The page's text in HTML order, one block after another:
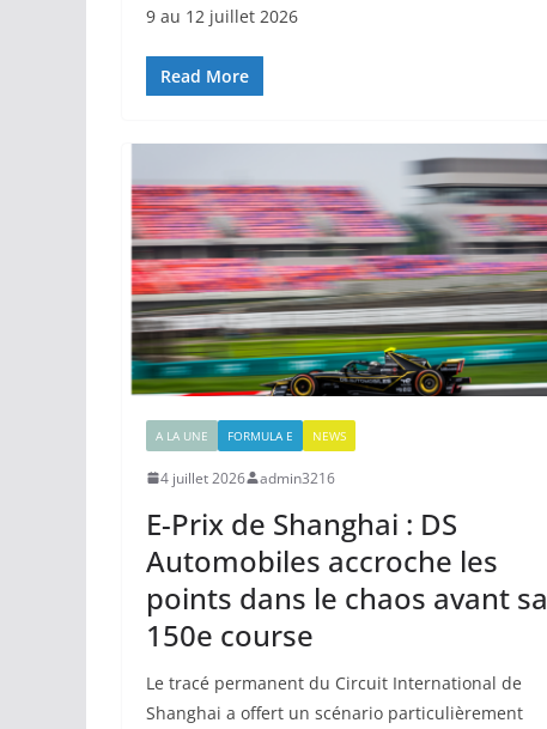
9 au 12 juillet 2026
Read More
A LA UNE FORMULA E NEWS
4 juillet 2026 admin3216
E-Prix de Shanghai : DS
Automobiles accroche les
points dans le chaos avant sa
150e course
Le tracé permanent du Circuit International de
Shanghai a offert un scénario particulièrement